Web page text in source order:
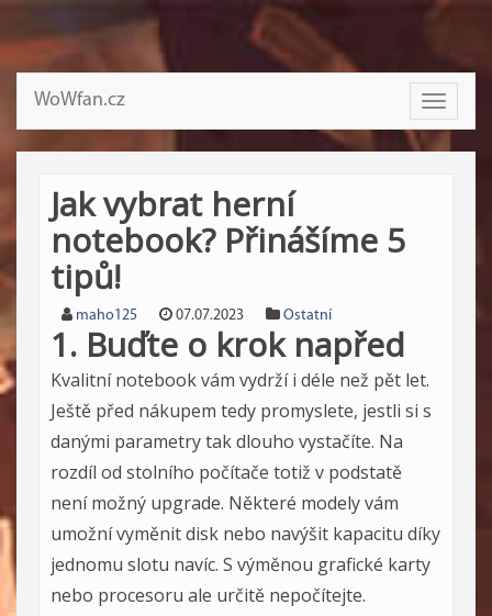
Toggle
WoWfan.cz
Jak vybrat herní
notebook? Přinášíme 5
tipů!
maho125 07.07.2023 Ostatní
1. Buďte o krok napřed
Kvalitní notebook vám vydrží i déle než pět let.
Ještě před nákupem tedy promyslete, jestli si s
danými parametry tak dlouho vystačíte. Na
rozdíl od stolního počítače totiž v podstatě
není možný upgrade. Některé modely vám
umožní vyměnit disk nebo navýšit kapacitu díky
jednomu slotu navíc. S výměnou grafické karty
nebo procesoru ale určitě nepočítejte.